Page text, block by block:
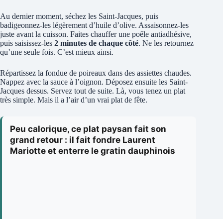
Au dernier moment, séchez les Saint-Jacques, puis
badigeonnez-les légèrement d’huile d’olive. Assaisonnez-les
juste avant la cuisson. Faites chauffer une poêle antiadhésive,
puis saisissez-les 2 minutes de chaque côté. Ne les retournez
qu’une seule fois. C’est mieux ainsi.
Répartissez la fondue de poireaux dans des assiettes chaudes.
Nappez avec la sauce à l’oignon. Déposez ensuite les Saint-
Jacques dessus. Servez tout de suite. Là, vous tenez un plat
très simple. Mais il a l’air d’un vrai plat de fête.
Peu calorique, ce plat paysan fait son
grand retour : il fait fondre Laurent
Mariotte et enterre le gratin dauphinois